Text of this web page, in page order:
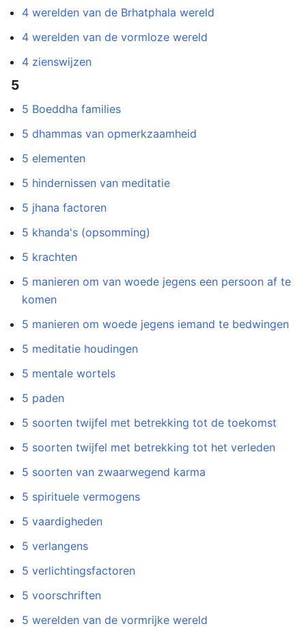
4 werelden van de Brhatphala wereld
4 werelden van de vormloze wereld
4 zienswijzen
5
5 Boeddha families
5 dhammas van opmerkzaamheid
5 elementen
5 hindernissen van meditatie
5 jhana factoren
5 khanda's (opsomming)
5 krachten
5 manieren om van woede jegens een persoon af te
komen
5 manieren om woede jegens iemand te bedwingen
5 meditatie houdingen
5 mentale wortels
5 paden
5 soorten twijfel met betrekking tot de toekomst
5 soorten twijfel met betrekking tot het verleden
5 soorten van zwaarwegend karma
5 spirituele vermogens
5 vaardigheden
5 verlangens
5 verlichtingsfactoren
5 voorschriften
5 werelden van de vormrijke wereld